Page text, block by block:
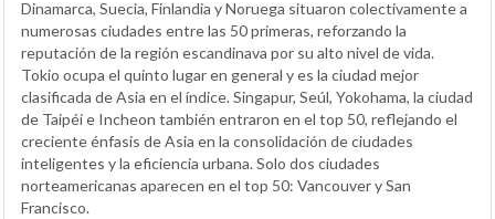
Dinamarca, Suecia, Finlandia y Noruega situaron colectivamente a
numerosas ciudades entre las 50 primeras, reforzando la
reputación de la región escandinava por su alto nivel de vida.
Tokio ocupa el quinto lugar en general y es la ciudad mejor
clasificada de Asia en el índice. Singapur, Seúl, Yokohama, la ciudad
de Taipéi e Incheon también entraron en el top 50, reflejando el
creciente énfasis de Asia en la consolidación de ciudades
inteligentes y la eficiencia urbana. Solo dos ciudades
norteamericanas aparecen en el top 50: Vancouver y San
Francisco.